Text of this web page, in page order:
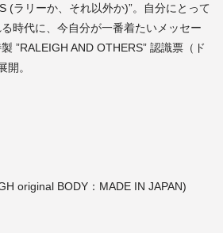
(ラリーか、それ以外か)”。自分にとって
時代に、今自分が一番着たいメッセー
”RALEIGH AND OTHERS” 認識票（ド
開。
original BODY：MADE IN JAPAN)